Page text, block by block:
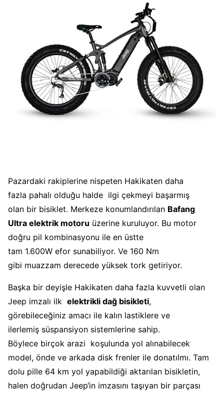
Pazardaki rakiplerine nispeten Hakikaten daha
fazla pahalı olduğu halde ilgi çekmeyi başarmış
olan bir bisiklet. Merkeze konumlandırılan Bafang
Ultra elektrik motoru üzerine kuruluyor. Bu motor
doğru pil kombinasyonu ile en üstte
tam 1.600W efor sunabiliyor. Ve 160 Nm
gibi muazzam derecede yüksek tork getiriyor.
Başka bir deyişle Hakikaten daha fazla kuvvetli olan
Jeep imzalı ilk elektrikli dağ bisikleti,
görebileceğiniz amacı ile kalın lastiklere ve
ilerlemiş süspansiyon sistemlerine sahip.
Böylece birçok arazi koşulunda yol alınabilecek
model, önde ve arkada disk frenler ile donatılmı. Tam
dolu pille 64 km yol yapabildiği aktarılan bisikletin,
halen doğrudan Jeep‘in imzasını taşıyan bir parçası